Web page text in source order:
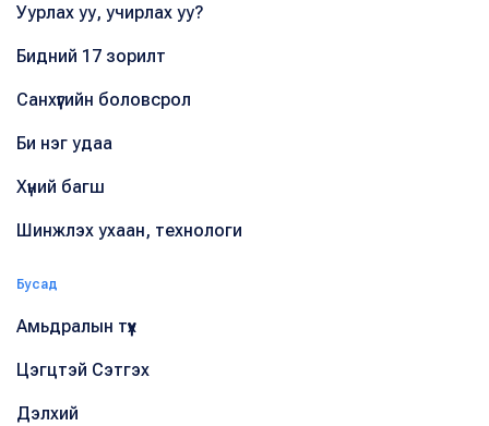
Уурлах уу, учирлах уу?
Бидний 17 зорилт
Санхүүгийн боловсрол
Би нэг удаа
Хүний багш
Шинжлэх ухаан, технологи
Бусад
Амьдралын түүх
Цэгцтэй Сэтгэх
Дэлхий